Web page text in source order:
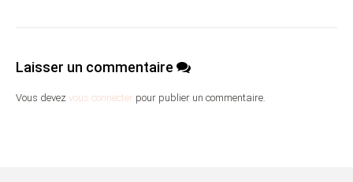
Laisser un commentaire
Vous devez vous connecter pour publier un commentaire.